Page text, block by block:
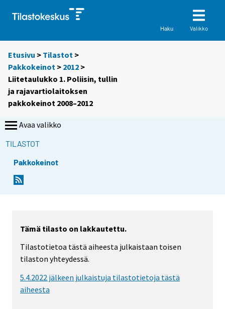
Haku Valikko
Etusivu > Tilastot >
Pakkokeinot > 2012 >
Liitetaulukko 1. Poliisin, tullin
ja rajavartiolaitoksen
pakkokeinot 2008–2012
Avaa valikko
TILASTOT
Pakkokeinot
Tämä tilasto on lakkautettu.
Tilastotietoa tästä aiheesta julkaistaan toisen
tilaston yhteydessä.
5.4.2022 jälkeen julkaistuja tilastotietoja tästä
aiheesta